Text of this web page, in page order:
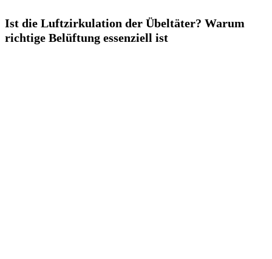
Ist die Luftzirkulation der Übeltäter? Warum
richtige Belüftung essenziell ist